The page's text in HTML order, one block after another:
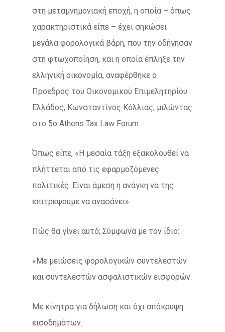
στη μεταμνημονιακή εποχή, η οποία – όπως
χαρακτηριστικά είπε – έχει σηκώσει
μεγάλα φορολογικά βάρη, που την οδήγησαν
στη φτωχοποίηση, και η οποία έπληξε την
ελληνική οικονομία, αναφέρθηκε ο
Πρόεδρος του Οικονομικού Επιμελητηρίου
Ελλάδος, Κωνσταντίνος Κόλλιας, μιλώντας
στο 5ο Athens Tax Law Forum.
Όπως είπε, «Η μεσαία τάξη εξακολουθεί να
πλήττεται από τις εφαρμοζόμενες
πολιτικές. Είναι άμεση η ανάγκη να της
επιτρέψουμε να ανασάνει».
Πώς θα γίνει αυτό; Σύμφωνα με τον ίδιο:
«Με μειώσεις φορολογικών συντελεστών
και συντελεστών ασφαλιστικών εισφορών.
Με κίνητρα για δήλωση και όχι απόκρυψη
εισοδημάτων.